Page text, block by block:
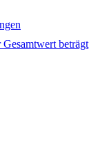
beträgt